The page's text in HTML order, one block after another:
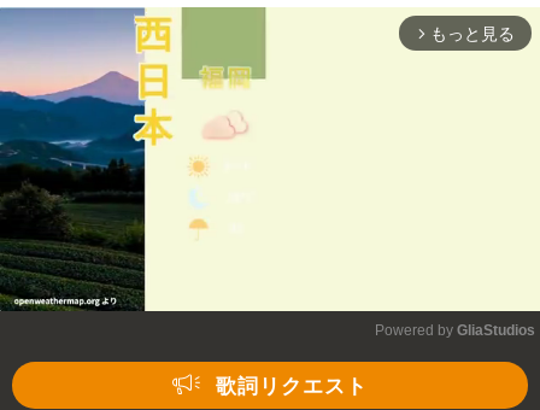
arrow_forward_ios もっと見る
Powered by GliaStudios
歌詞リクエスト